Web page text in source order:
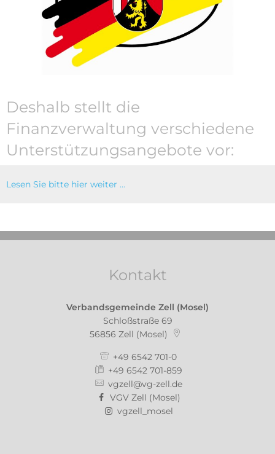
Deshalb stellt die
Finanzverwaltung verschiedene
Unterstützungsangebote vor:
Lesen Sie bitte hier weiter ...
Kontakt
Verbandsgemeinde Zell (Mosel)
Schloßstraße 69
56856 Zell (Mosel)
+49 6542 701-0
+49 6542 701-859
vgzell@vg-zell.de
VGV Zell (Mosel)
vgzell_mosel